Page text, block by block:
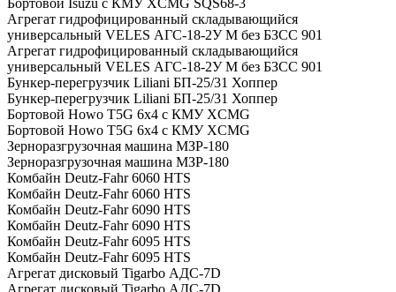
Бортовой Isuzu с КМУ XCMG SQS68-3
Агрегат гидрофицированный складывающийся
универсальный VELES АГС-18-2У М без БЗСС 901
Агрегат гидрофицированный складывающийся
универсальный VELES АГС-18-2У М без БЗСС 901
Бункер-перегрузчик Liliani БП-25/31 Хоппер
Бункер-перегрузчик Liliani БП-25/31 Хоппер
Бортовой Howo T5G 6х4 c КМУ XCMG
Бортовой Howo T5G 6х4 c КМУ XCMG
Зерноразгрузочная машина МЗР-180
Зерноразгрузочная машина МЗР-180
Комбайн Deutz-Fahr 6060 HTS
Комбайн Deutz-Fahr 6060 HTS
Комбайн Deutz-Fahr 6090 HTS
Комбайн Deutz-Fahr 6090 HTS
Комбайн Deutz-Fahr 6095 HTS
Комбайн Deutz-Fahr 6095 HTS
Агрегат дисковый Tigarbo АДС-7D
Агрегат дисковый Tigarbo АДС-7D